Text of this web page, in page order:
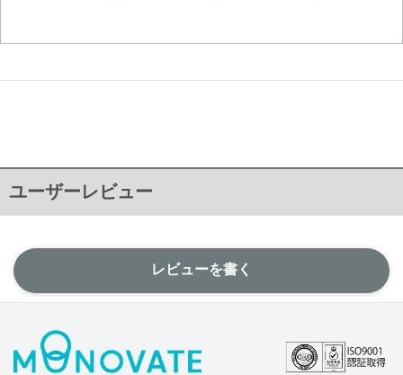
ユーザーレビュー
レビューを書く